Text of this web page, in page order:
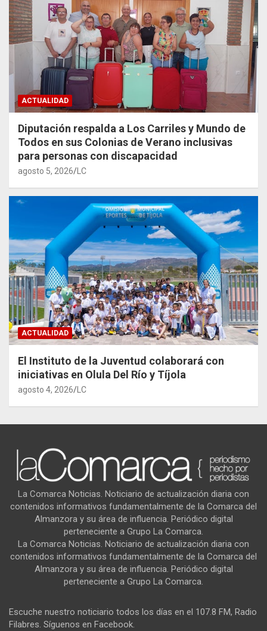
ACTUALIDAD
Diputación respalda a Los Carriles y Mundo de
Todos en sus Colonias de Verano inclusivas
para personas con discapacidad
agosto 5, 2026 LC
ACTUALIDAD
El Instituto de la Juventud colaborará con
iniciativas en Olula Del Río y Tíjola
agosto 4, 2026 LC
La Comarca Noticias. Noticiario de actualización diaria con
contenidos informativos fundamentalmente de la Comarca del
Almanzora y su área de influencia. Periódico digital
perteneciente a Grupo La Comarca.
La Comarca Noticias. Noticiario de actualización diaria con
contenidos informativos fundamentalmente de la Comarca del
Almanzora y su área de influencia. Periódico digital
perteneciente a Grupo La Comarca.
Escuche nuestro noticiario todos los días en el 107.8 FM, Radio
Filabres. Síguenos en Facebook.